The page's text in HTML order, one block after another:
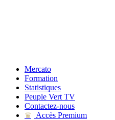
Mercato
Formation
Statistiques
Peuple Vert TV
Contactez-nous
♛
Accès Premium